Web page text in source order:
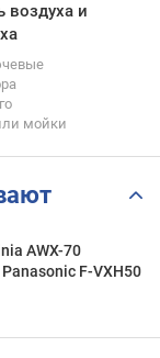
воздуха и
мойки
AWX-70
Panasonic F-VXH50